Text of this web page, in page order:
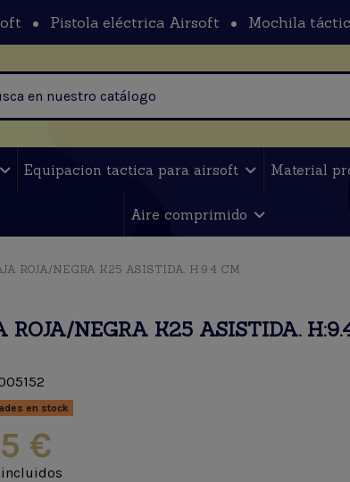
Pistola eléctrica Airsoft Mochila
Equipacion tactica para airsoft Material
Aire comprimido
ROJA/NEGRA K25 ASISTIDA. H:9.4 CM
ROJA/NEGRA K25 ASISTIDA.
en stock
€